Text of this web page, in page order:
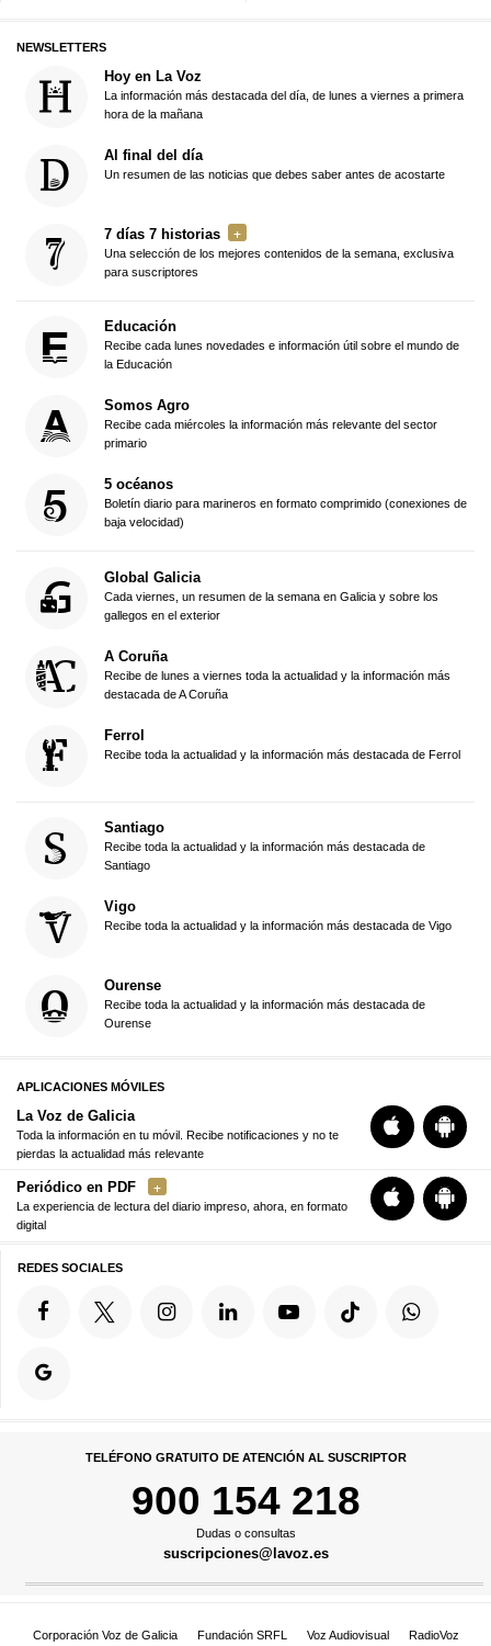
NEWSLETTERS
Hoy en La Voz
La información más destacada del día, de lunes a viernes a primera
hora de la mañana
Al final del día
Un resumen de las noticias que debes saber antes de acostarte
7 días 7 historias
Una selección de los mejores contenidos de la semana, exclusiva
para suscriptores
Educación
Recibe cada lunes novedades e información útil sobre el mundo de
la Educación
Somos Agro
Recibe cada miércoles la información más relevante del sector
primario
5 océanos
Boletín diario para marineros en formato comprimido (conexiones de
baja velocidad)
Global Galicia
Cada viernes, un resumen de la semana en Galicia y sobre los
gallegos en el exterior
A Coruña
Recibe de lunes a viernes toda la actualidad y la información más
destacada de A Coruña
Ferrol
Recibe toda la actualidad y la información más destacada de Ferrol
Santiago
Recibe toda la actualidad y la información más destacada de
Santiago
Vigo
Recibe toda la actualidad y la información más destacada de Vigo
Ourense
Recibe toda la actualidad y la información más destacada de
Ourense
APLICACIONES MÓVILES
La Voz de Galicia
Toda la información en tu móvil. Recibe notificaciones y no te
pierdas la actualidad más relevante
Periódico en PDF
La experiencia de lectura del diario impreso, ahora, en formato
digital
REDES SOCIALES
TELÉFONO GRATUITO DE ATENCIÓN AL SUSCRIPTOR
900 154 218
Dudas o consultas
suscripciones@lavoz.es
Corporación Voz de Galicia Fundación SRFL Voz Audiovisual RadioVoz